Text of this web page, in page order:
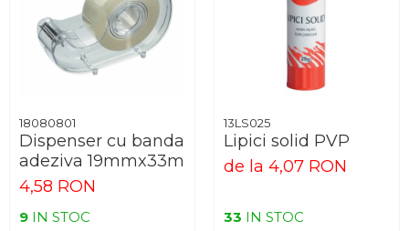
18080801
Dispenser cu banda
adeziva 19mmx33m
4,58 RON
9 IN STOC
13LS025
Lipici solid PVP
de la 4,07 RON
33 IN STOC